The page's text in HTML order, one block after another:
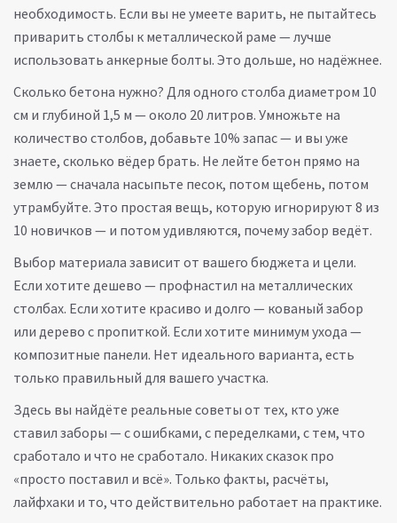
необходимость. Если вы не умеете варить, не пытайтесь
приварить столбы к металлической раме — лучше
использовать анкерные болты. Это дольше, но надёжнее.
Сколько бетона нужно? Для одного столба диаметром 10
см и глубиной 1,5 м — около 20 литров. Умножьте на
количество столбов, добавьте 10% запас — и вы уже
знаете, сколько вёдер брать. Не лейте бетон прямо на
землю — сначала насыпьте песок, потом щебень, потом
утрамбуйте. Это простая вещь, которую игнорируют 8 из
10 новичков — и потом удивляются, почему забор ведёт.
Выбор материала зависит от вашего бюджета и цели.
Если хотите дешево — профнастил на металлических
столбах. Если хотите красиво и долго — кованый забор
или дерево с пропиткой. Если хотите минимум ухода —
композитные панели. Нет идеального варианта, есть
только правильный для вашего участка.
Здесь вы найдёте реальные советы от тех, кто уже
ставил заборы — с ошибками, с переделками, с тем, что
сработало и что не сработало. Никаких сказок про
«просто поставил и всё». Только факты, расчёты,
лайфхаки и то, что действительно работает на практике.